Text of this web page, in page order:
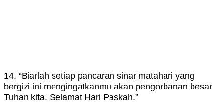
14. “Biarlah setiap pancaran sinar matahari yang
bergizi ini mengingatkanmu akan pengorbanan besar
Tuhan kita. Selamat Hari Paskah.”